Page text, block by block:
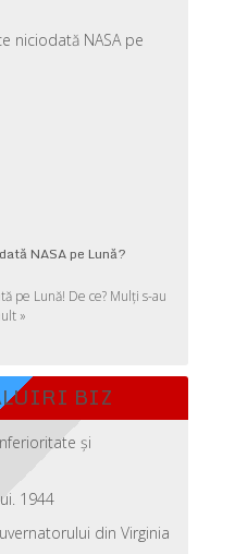
NASA pe Lună?
pe Lună! De ce? Mulţi s-au
»
BIZ
şi
1944
din Virginia